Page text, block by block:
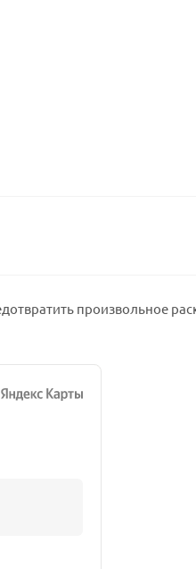
произвольное